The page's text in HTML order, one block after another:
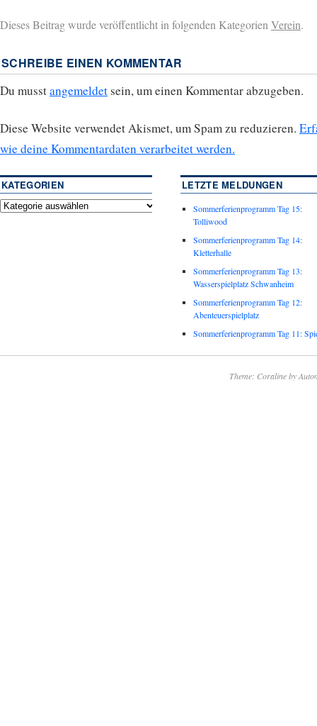
Dieses Beitrag wurde veröffentlicht in folgenden KategorienVerein.
SCHREIBE EINEN KOMMENTAR
Du musstangemeldet sein, um einen Kommentar abzugeben.
Diese Website verwendet Akismet, um Spam zu reduzieren.
wie deine Kommentardaten verarbeitet werden.
KATEGORIEN LETZTE MELDUNGEN
Sommerferienprogramm Tag 15:
Tolliwood
Sommerferienprogramm Tag 14:
Kletterhalle
Sommerferienprogramm Tag 13:
Wasserspielplatz Schwanheim
Sommerferienprogramm Tag 12:
Abenteuerspielplatz
Sommerferienprogramm Tag 11:
Theme: Coraline by